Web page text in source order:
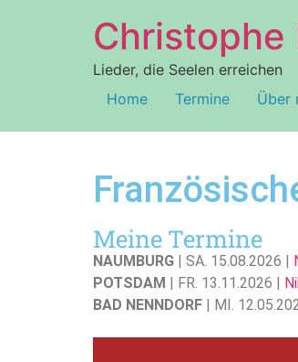
Christophe
Lieder, die Seelen erreichen
Home
Termine Über
Meine Termine
NAUMBURG | SA. 15.08.2026 |
POTSDAM
| FR. 13.11.2026 |
BAD NENNDORF | MI.